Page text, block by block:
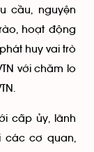
cầu, nguyện
hoạt động
huy vai trò
với chăm lo
cấp ủy, lãnh
các cơ quan,